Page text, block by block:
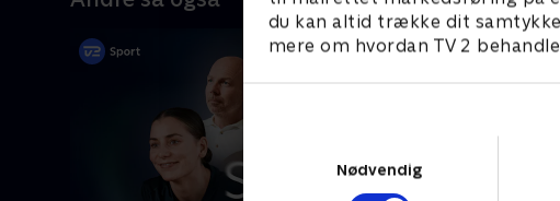
du kan altid trække dit samtykke
mere om hvordan TV 2
Nødvendig